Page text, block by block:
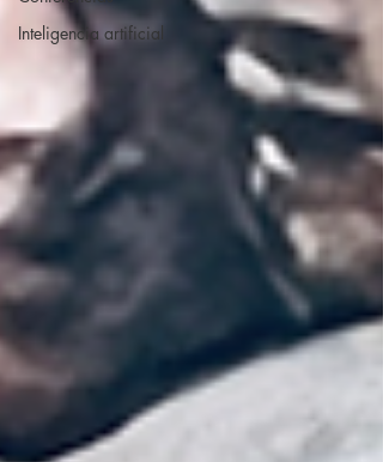
Inteligencia artificial